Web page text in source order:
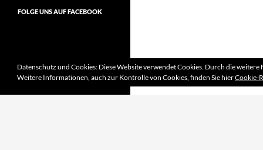
FOLGE UNS AUF FACEBOOK
Datenschutz und Cookies: Diese Website verwendet Cookies. Durch die
Weitere Informationen, auch zur Kontrolle von Cookies, finden Sie hierCookie-